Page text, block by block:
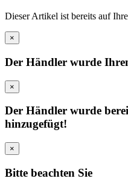
Dieser Artikel ist bereits auf
×
Der Händler wurde
×
Der Händler wurde
hinzugefügt!
×
Bitte beachten Sie